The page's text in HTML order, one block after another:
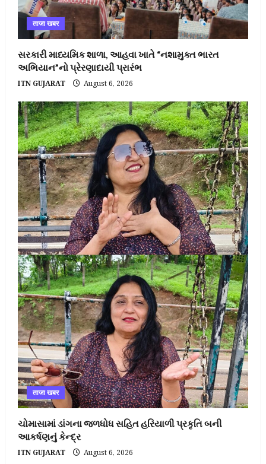
ताजा खबर
સરકારી માધ્યમિક શાળા, આહવા ખાતે “નશામુક્ત ભારત
અભિયાન”નો પ્રેરણાદાયી પ્રારંભ
ITN GUJARAT August 6, 2026
ताजा खबर
ચોમાસામાં ડાંગના જળધોધ સહિત હરિયાળી પ્રકૃતિ બની
આકર્ષણનું કેન્દ્ર
ITN GUJARAT August 6, 2026